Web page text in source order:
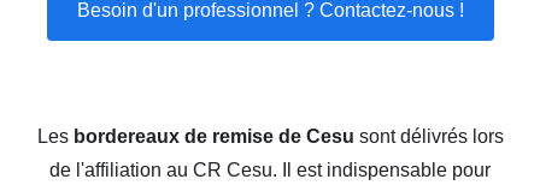
Besoin d'un professionnel ? Contactez-nous !
Les bordereaux de remise de Cesu sont délivrés lors
de l'affiliation au CR Cesu. Il est indispensable pour